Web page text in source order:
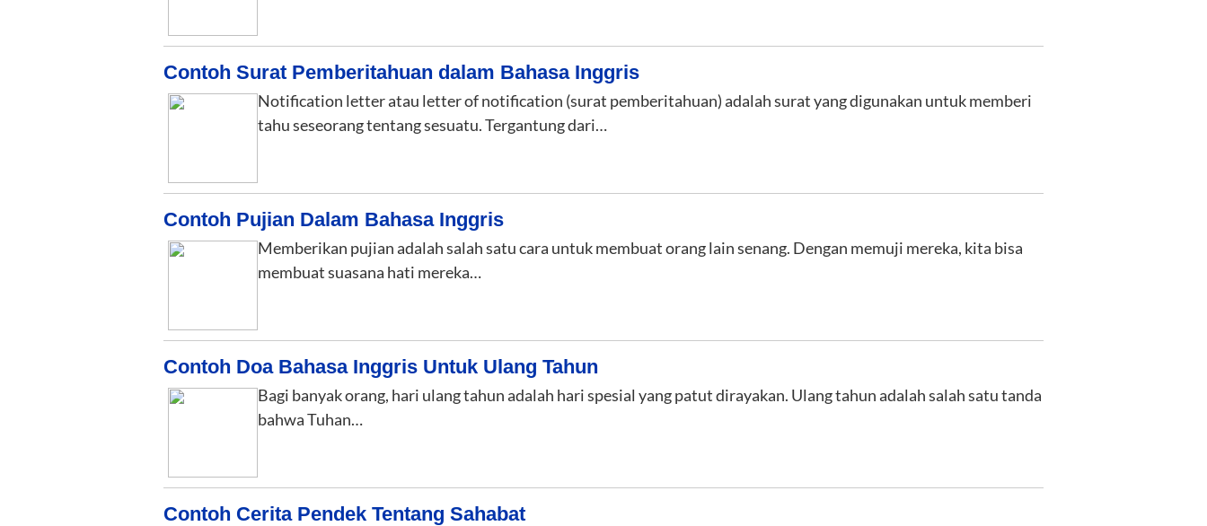
Contoh Surat Pemberitahuan dalam Bahasa Inggris
Notification letter atau letter of notification (surat pemberitahuan) adalah surat yang digunakan untuk memberi
tahu seseorang tentang sesuatu. Tergantung dari…
Contoh Pujian Dalam Bahasa Inggris
Memberikan pujian adalah salah satu cara untuk membuat orang lain senang. Dengan memuji mereka, kita bisa
membuat suasana hati mereka…
Contoh Doa Bahasa Inggris Untuk Ulang Tahun
Bagi banyak orang, hari ulang tahun adalah hari spesial yang patut dirayakan. Ulang tahun adalah salah satu tanda
bahwa Tuhan…
Contoh Cerita Pendek Tentang Sahabat